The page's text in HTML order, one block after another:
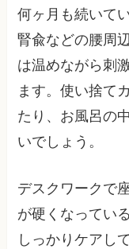
何ヶ月も続いて
腎兪などの腰周
は温めながら刺
ます。使い捨て
たり、お風呂の
いでしょう。
デスクワークで
が硬くなってい
しっかりケアし